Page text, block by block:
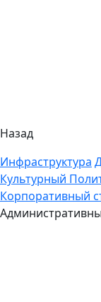
Назад
Инфраструктура
Культурный
Корпоративный